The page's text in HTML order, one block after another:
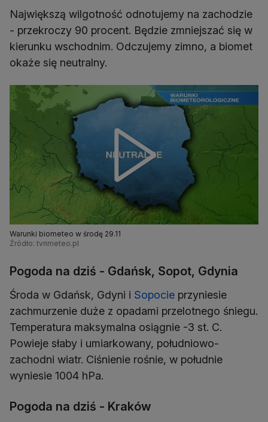
Największą wilgotność odnotujemy na zachodzie
- przekroczy 90 procent. Będzie zmniejszać się w
kierunku wschodnim. Odczujemy zimno, a biomet
okaże się neutralny.
Warunki biometeo w środę 29.11
Źródło: tvnmeteo.pl
Pogoda na dziś - Gdańsk, Sopot, Gdynia
Środa w Gdańsk, Gdyni i Sopocie przyniesie
zachmurzenie duże z opadami przelotnego śniegu.
Temperatura maksymalna osiągnie -3 st. C.
Powieje słaby i umiarkowany, południowo-
zachodni wiatr. Ciśnienie rośnie, w południe
wyniesie 1004 hPa.
Pogoda na dziś - Kraków